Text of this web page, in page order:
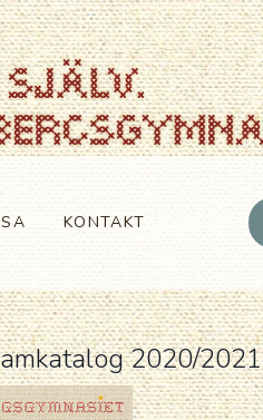
KONTAKT
2020/2021